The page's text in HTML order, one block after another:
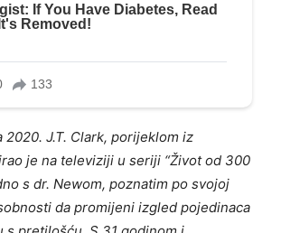
2020. J.T. Clark, porijeklom iz
je na televiziji u seriji “Život od 300
s dr. Newom, poznatim po svojoj
da promijeni izgled pojedinaca